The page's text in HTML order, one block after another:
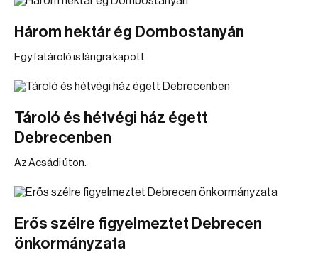
Három hektár ég Dombostanyán
Egy fatároló is lángra kapott.
Tároló és hétvégi ház égett
Debrecenben
Az Acsádi úton.
Erős szélre figyelmeztet Debrecen
önkormányzata